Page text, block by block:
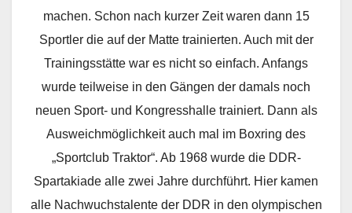
machen. Schon nach kurzer Zeit waren dann 15
Sportler die auf der Matte trainierten. Auch mit der
Trainingsstätte war es nicht so einfach. Anfangs
wurde teilweise in den Gängen der damals noch
neuen Sport- und Kongresshalle trainiert. Dann als
Ausweichmöglichkeit auch mal im Boxring des
„Sportclub Traktor“. Ab 1968 wurde die DDR-
Spartakiade alle zwei Jahre durchführt. Hier kamen
alle Nachwuchstalente der DDR in den olympischen